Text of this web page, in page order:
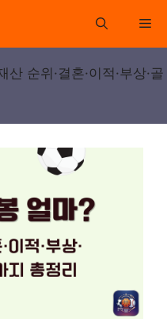
순위·결혼·이적·부상·골